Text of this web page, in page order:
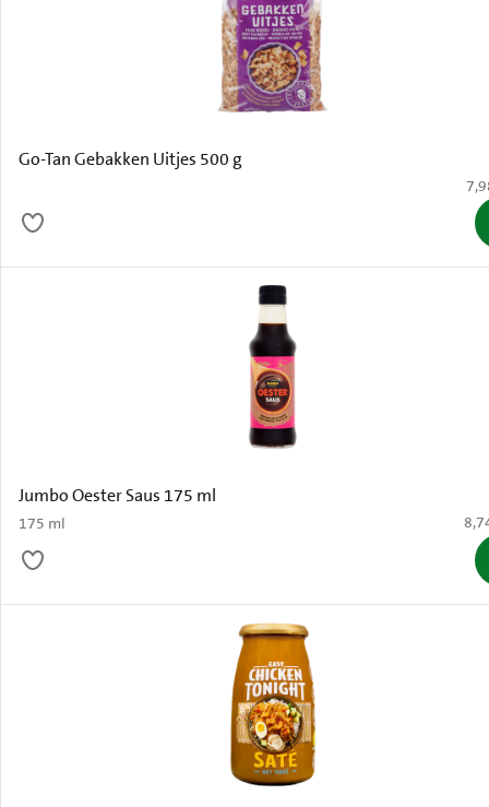
Go-Tan Gebakken Uitjes 500 g
€
Jumbo Oester Saus 175 ml
175 ml €